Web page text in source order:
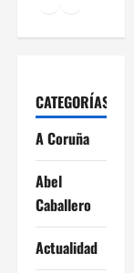
CATEGORÍAS
A Coruña
Abel
Caballero
Actualidad